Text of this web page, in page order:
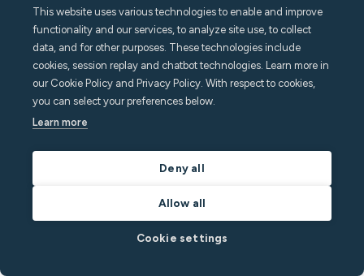
Suchen Sie nach Tools, um die Mietanwendung schlanker und
effizienter zu gestalten? Holen Sie sich hier unsere kostenlose
Vorlage für eine Beschäftigungsbestätigung.
Minut in Hosting-Beratung
Read post
Produkte
This website uses various technologies to enable and improve
functionality and our services, to analyze site use, to collect
data, and for other purposes. These technologies include
cookies, session replay and chatbot technologies. Learn more in
our Cookie Policy and Privacy Policy. With respect to cookies,
you can select your preferences below.
Learn more
Deny all
Allow all
Cookie settings